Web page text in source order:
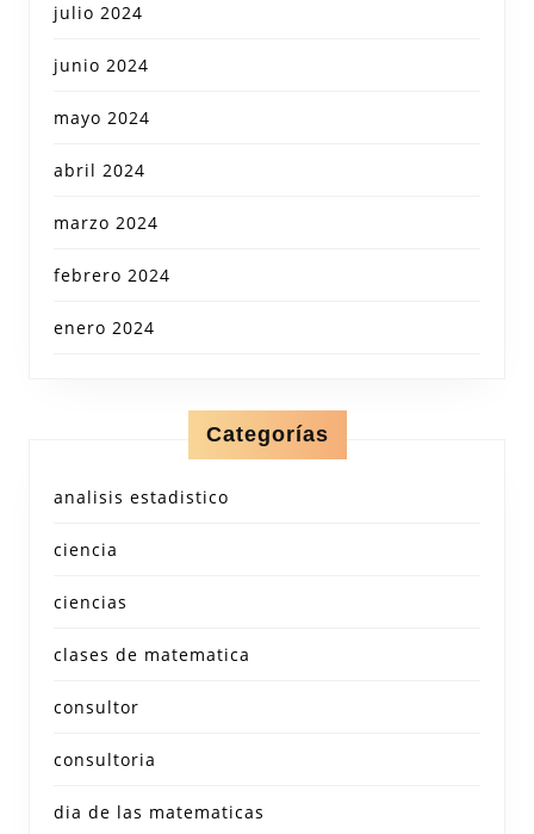
julio 2024
junio 2024
mayo 2024
abril 2024
marzo 2024
febrero 2024
enero 2024
Categorías
analisis estadistico
ciencia
ciencias
clases de matematica
consultor
consultoria
dia de las matematicas